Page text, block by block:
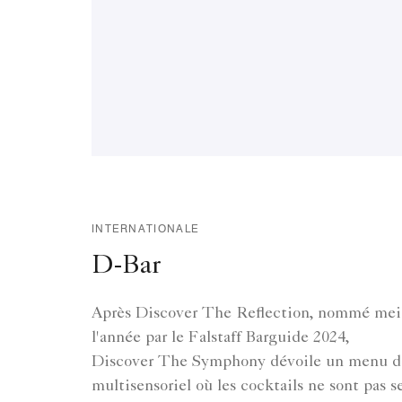
INTERNATIONALE
D-Bar
Après Discover The Reflection, nommé
l'année par le Falstaff Barguide 2024,
Discover The Symphony dévoile un menu
multisensoriel où les cocktails ne sont pas